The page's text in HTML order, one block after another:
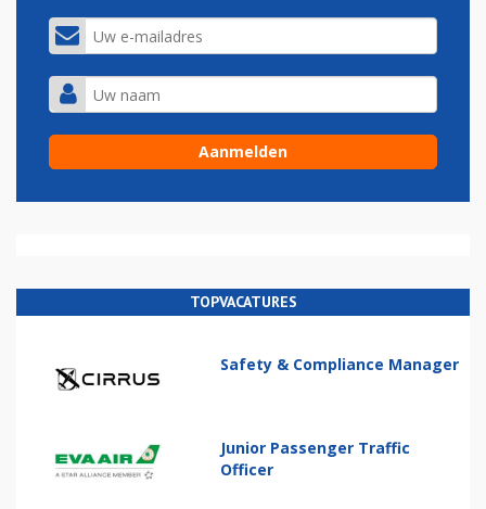
TOPVACATURES
Safety & Compliance Manager
Junior Passenger Traffic
Officer